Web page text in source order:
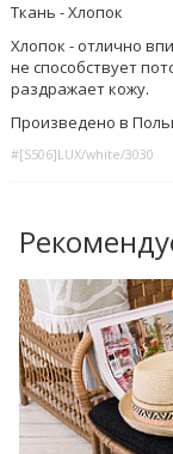
Ткань - Хлопок
Хлопок - отлично
не способствует
раздражает кожу.
Произведено в
#[S506]LUX/white/3030